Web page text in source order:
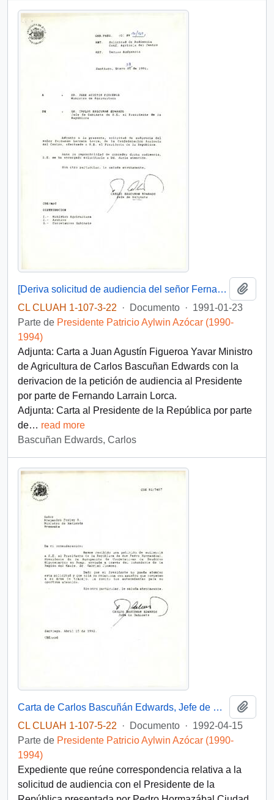
[Deriva solicitud de audiencia del señor Fernando Larraín L. de la Confederación Agrícola del Centro, efectuada a S.E. el Presidente de la República]
CL CLUAH 1-107-3-22
· Documento · 1991-01-23
Parte de Presidente Patricio Aylwin Azócar (1990-
1994)
Adjunta: Carta a Juan Agustín Figueroa Yavar Ministro
de Agricultura de Carlos Bascuñan Edwards con la
derivacion de la petición de audiencia al Presidente
por parte de Fernando Larrain Lorca.
Adjunta: Carta al Presidente de la República por parte
de… read more
Bascuñan Edwards, Carlos
Carta de Carlos Bascuñán Edwards, Jefe de Gabinete Presidencial, a Alejandro Foxley Ríoseco, Ministro de Hacienda, sobre solicitud de audiencia de la Agrupación de Cooperativas de Deudores Hipotecarios ex ANAP
CL CLUAH 1-107-5-22
· Documento · 1992-04-15
Parte de Presidente Patricio Aylwin Azócar (1990-
1994)
Expediente que reúne correspondencia relativa a la
solicitud de audiencia con el Presidente de la